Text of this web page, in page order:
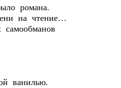
романа.
на чтение…
ванилью.